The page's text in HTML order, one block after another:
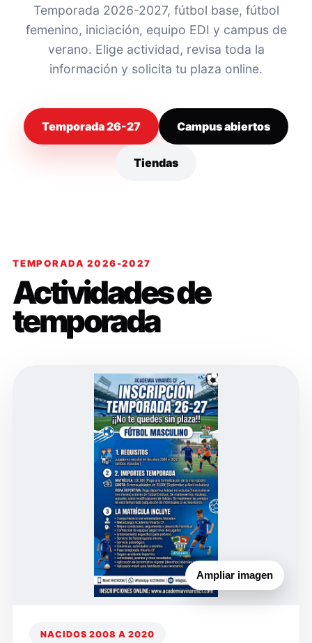
Temporada 2026-2027, fútbol base, fútbol
femenino, iniciación, equipo EDI y campus de
verano. Elige actividad, revisa toda la
información y solicita tu plaza online.
Temporada 26-27 Campus abiertos
Tiendas
TEMPORADA 2026-2027
Actividades de
temporada
Ampliar imagen
NACIDOS 2008 A 2020